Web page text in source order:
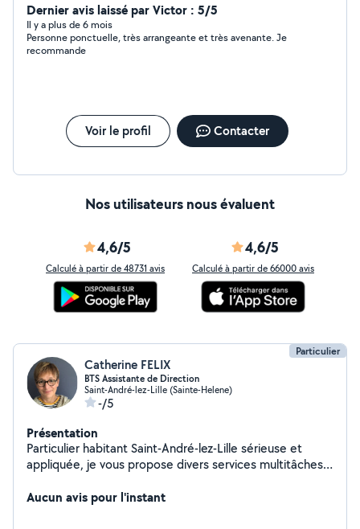
disponible, flexible et sérieuse N'hésitez pas à me
contacter pour plus d'informations.
Dernier avis laissé par Victor : 5/5
Il y a plus de 6 mois
Personne ponctuelle, très arrangeante et très avenante. Je
recommande
Voir le profil Contacter
Nos utilisateurs nous évaluent
4,6/5
Calculé à partir de 48731 avis
4,6/5
Calculé à partir de 66000 avis
Particulier
Catherine FELIX
BTS Assistante de Direction
Saint-André-lez-Lille (Sainte-Helene)
-/5
Présentation
Particulier habitant Saint-André-lez-Lille sérieuse et
appliquée, je vous propose divers services multitâches :
en votre absence (autour de votre domicile) -
Aucun avis pour l'instant